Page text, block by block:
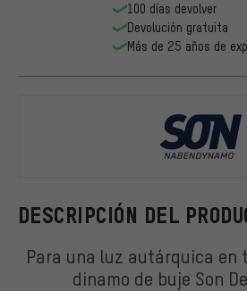
DESCRIPCIÓN DEL
Para una luz autárquica en
dinamo de buje Son
100 días devolver
Devolución gratuita
Más de 25 años de